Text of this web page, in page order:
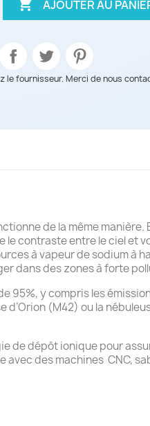
 AJOUTER AU
le fournisseur. Merci de nous
de la même
contraste entre le ciel et
à vapeur de sodium à
dans des zones à forte
y compris les
(M42) ou la
de dépôt ionique pour
des machines CNC,